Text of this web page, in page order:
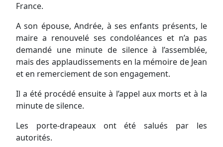
France.
A son épouse, Andrée, à ses enfants présents, le
maire a renouvelé ses condoléances et n’a pas
demandé une minute de silence à l’assemblée,
mais des applaudissements en la mémoire de Jean
et en remerciement de son engagement.
Il a été procédé ensuite à l’appel aux morts et à la
minute de silence.
Les porte-drapeaux ont été salués par les
autorités.